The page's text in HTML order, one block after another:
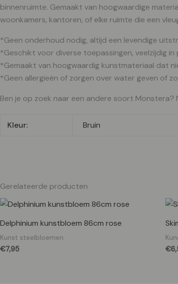
binnenruimte. Gemaakt van hoogwaardige
woonkamers, kantoren, of elke ruimte die een
*Geen onderhoud nodig, altijd een levendige
*Geschikt voor diverse toepassingen, veelzijdig
*Gemaakt van hoogwaardig kunstmateriaal dat
*Geen allergieën of zorgen over water geven of
Ben je op zoek naar een andere soort
Kleur: Bruin
Gerelateerde producten
Delphinium kunstbloem 86cm rose
Kunst steelbloemen
€7,95 €